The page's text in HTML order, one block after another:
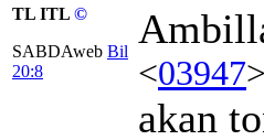
TL ITL ©
SABDAweb Bil
20:8
<03947>
akan